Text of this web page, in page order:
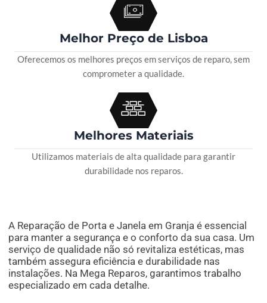
Melhor Preço de Lisboa
Oferecemos os melhores preços em serviços de reparo, sem
comprometer a qualidade.
Melhores Materiais
Utilizamos materiais de alta qualidade para garantir
durabilidade nos reparos.
A Reparação de Porta e Janela em Granja é essencial
para manter a segurança e o conforto da sua casa. Um
serviço de qualidade não só revitaliza estéticas, mas
também assegura eficiência e durabilidade nas
instalações. Na Mega Reparos, garantimos trabalho
especializado em cada detalhe.